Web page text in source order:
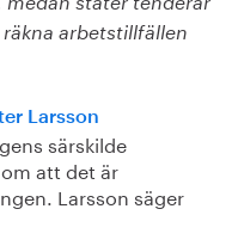
arbetstillfällen
Larsson
särskilde
att det är
Larsson säger